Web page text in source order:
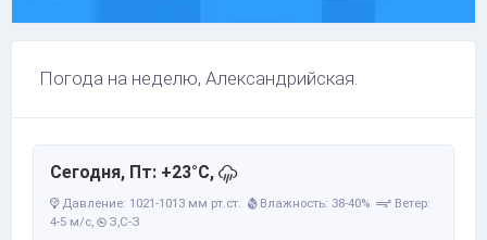
Погода на неделю, Александрийская.
Сегодня, Пт: +23°C,
Давление: 1021-1013 мм рт.ст. Влажность: 38-40%
Ветер:
4-5 м/с, З,С-З